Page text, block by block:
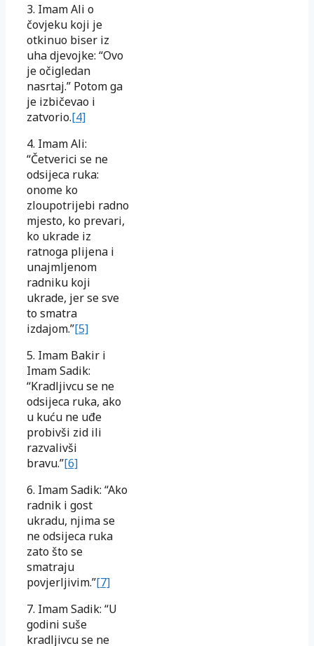
3. Imam Ali o
čovjeku koji je
otkinuo biser iz
uha djevojke: “Ovo
je očigledan
nasrtaj.” Potom ga
je izbičevao i
zatvorio.[4]
4. Imam Ali:
“Četverici se ne
odsijeca ruka:
onome ko
zloupotrijebi radno
mjesto, ko prevari,
ko ukrade iz
ratnoga plijena i
unajmljenom
radniku koji
ukrade, jer se sve
to smatra
izdajom.”[5]
5. Imam Bakir i
Imam Sadik:
“Kradljivcu se ne
odsijeca ruka, ako
u kuću ne uđe
probivši zid ili
razvalivši
bravu.”[6]
6. Imam Sadik: “Ako
radnik i gost
ukradu, njima se
ne odsijeca ruka
zato što se
smatraju
povjerljivim.”[7]
7. Imam Sadik: “U
godini suše
kradljivcu se ne